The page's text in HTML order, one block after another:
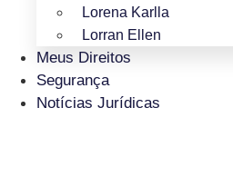
Lorena Karlla
Lorran Ellen
Meus Direitos
Segurança
Notícias Jurídicas